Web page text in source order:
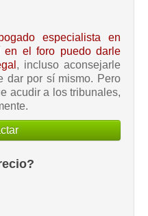
especialista en
en el foro puedo darle
, incluso aconsejarle
dar por sí mismo. Pero
acudir a los tribunales,